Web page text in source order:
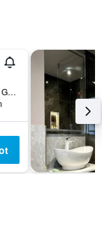
69 Newnham Street, Ely, Großbritannien